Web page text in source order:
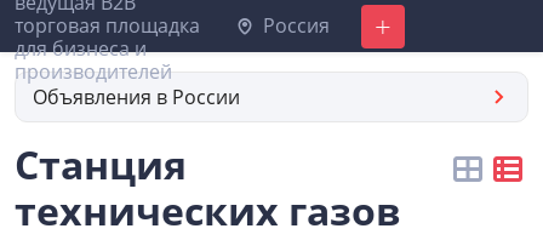
Россия Добавить
Объявления в России
Станция
технических газов